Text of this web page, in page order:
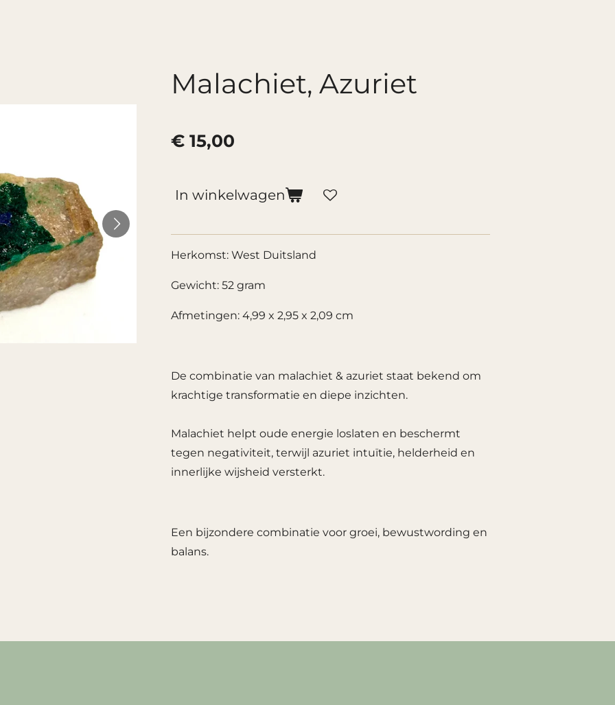
Malachiet, Azuriet
€ 15,00
In winkelwagen
Herkomst: West Duitsland
Gewicht: 52 gram
Afmetingen: 4,99 x 2,95 x 2,09 cm
De combinatie van malachiet & azuriet staat bekend om
krachtige transformatie en diepe inzichten.
Malachiet helpt oude energie loslaten en beschermt
tegen negativiteit, terwijl azuriet intuïtie, helderheid en
innerlijke wijsheid versterkt.
Een bijzondere combinatie voor groei, bewustwording en
balans.